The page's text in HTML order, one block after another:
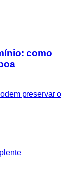
como
preservar o